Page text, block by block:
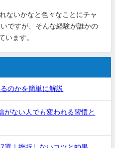
ないかなと色々なことにチャ
ですが、そんな経験が誰かの
います。
のかを簡単に解説
がない人でも変われる習慣と